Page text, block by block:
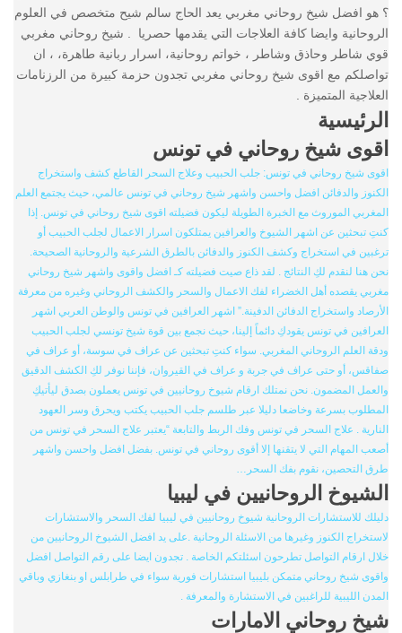
؟ هو افضل شيخ روحاني مغربي يعد الحاج سالم شيح متخصص في العلوم
الروحانية وايضا كافة العلاجات التي يقدمها حصريا . شيخ روحاني مغربي
قوي شاطر وحاذق وشاطر ، خواتم روحانية، اسرار ربانية طاهرة، ، ان
تواصلكم مع اقوى شيخ روحاني مغربي تجدون حزمة كبيرة من الرزنامات
العلاجية المتميزة .
الرئيسية
اقوى شيخ روحاني في تونس
اقوى شيخ روحاني في تونس: جلب الحبيب وعلاج السحر القاطع كشف واستخراج
الكنوز والدفائن افضل واحسن واشهر شيخ روحاني في تونس عالمي، حيث يجتمع العلم
المغربي الموروث مع الخبرة الطويلة ليكون فضيلته اقوى شيخ روحاني في تونس. إذا
كنتِ تبحثين عن اشهر الشيوخ والعرافين يمتلكون اسرار الاعمال لجلب الحبيب أو
ترغبين في استخراج وكشف الكنوز والدفائن بالطرق الشرعية والروحانية الصحيحة.
نحن هنا لنقدم لكِ النتائج . لقد ذاع صيت فضيلته كـ افضل واقوى واشهر شيخ روحاني
مغربي يقصده أهل الخضراء لفك الاعمال والسحر والكشف الروحاني وغيره من معرفة
الأرصاد واستخراج الدفائن الدفينة.” اشهر العرافين في تونس والوطن العربي اشهر
العرافين في تونس يقودكِ دائماً إلينا، حيث نجمع بين قوة شيخ تونسي لجلب الحبيب
ودقة العلم الروحاني المغربي. سواء كنتِ تبحثين عن عراف في سوسة، أو عراف في
صفاقس، أو حتى عراف في جربة و عراف في القيروان، فإننا نوفر لكِ الكشف الدقيق
والعمل المضمون. نحن نمتلك ارقام شيوخ روحانيين في تونس يعملون بصدق ليأتيكِ
المطلوب بسرعة وخاضعا دليلا عبر طلسم جلب الحبيب يكتب ويحرق وسر العهود
النارية . علاج السحر في تونس وفك الربط والتابعة “يعتبر علاج السحر في تونس من
أصعب المهام التي لا يتقنها إلا أقوى روحاني في تونس. بفضل افضل واحسن واشهر
طرق التحصين، نقوم بفك السحر…
الشيوخ الروحانيين في ليبيا
دليلك للاستشارات الروحانية شيوخ روحانيين في ليبيا لفك السحر والاستشارات
لاستخراج الكنوز وغيرها من الاسئلة الروحانية .على يد افضل الشيوخ الروحانيين من
خلال ارقام التواصل تطرحون اسئلتكم الخاصة . تجدون ايضا على رقم التواصل افضل
واقوى شيخ روحاني متمكن بليبيا استشارات فورية سواء في طرابلس او بنغازي وباقي
المدن الليبية للراغبين في الاستشارة والمعرفة .
شيخ روحاني الامارات